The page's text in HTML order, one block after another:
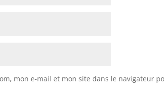
mon e-mail et mon site dans le navigateur